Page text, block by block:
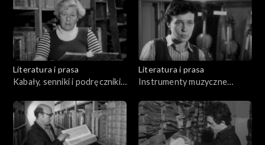
Literatura i prasa
Kabały, senniki i podręczniki
Literatura i prasa
Instrumenty muzyczne
renesansu